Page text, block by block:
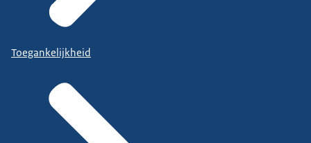
Toegankelijkheid